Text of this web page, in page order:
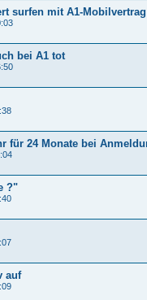
surfen mit A1-Mobilvertrag
bei A1 tot
für 24 Monate bei
?"
auf